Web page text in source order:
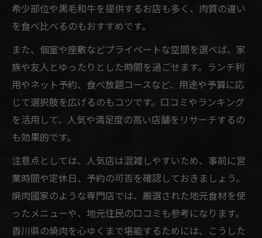
希少部位や黒毛和牛を提供するお店も多く、肉質の違い
を食べ比べるのもおすすめです。
また、個室や座敷などプライベートな空間を選べば、家
族や友人とゆったりとした時間を過ごせます。ランチ利
用やネット予約、食べ放題コースなど、用途や予算に応
じて選択肢を広げるのもコツです。口コミやランキング
を活用して、人気や満足度の高い店舗をリサーチするの
も効果的です。
注意点としては、人気店は混雑しやすいため、事前に営
業時間や定休日、予約の可否を確認しておきましょう。
焼肉國家のような専門店では、厳選された地元食材を使
ったメニューや、地元住民の口コミも参考になります。
香川県の焼肉を心ゆくまで堪能するためには、こうした